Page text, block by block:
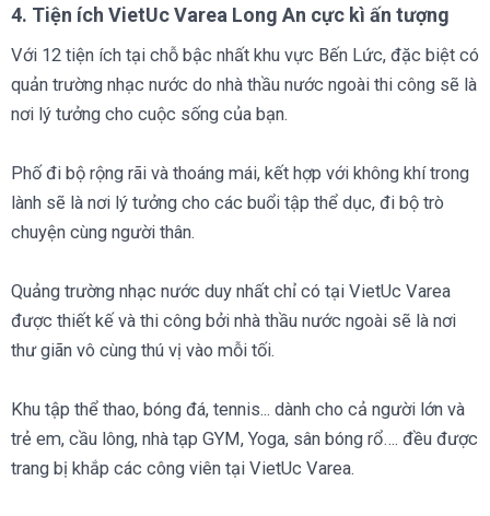
4. Tiện ích VietUc Varea Long An cực kì ấn tượng
Với 12 tiện ích tại chỗ bậc nhất khu vực Bến Lức, đặc biệt có
quản trường nhạc nước do nhà thầu nước ngoài thi công sẽ là
nơi lý tưởng cho cuộc sống của bạn.
Phố đi bộ rộng rãi và thoáng mái, kết hợp với không khí trong
lành sẽ là nơi lý tưởng cho các buổi tập thể dục, đi bộ trò
chuyện cùng người thân.
Quảng trường nhạc nước duy nhất chỉ có tại VietUc Varea
được thiết kế và thi công bởi nhà thầu nước ngoài sẽ là nơi
thư giãn vô cùng thú vị vào mỗi tối.
Khu tập thể thao, bóng đá, tennis... dành cho cả người lớn và
trẻ em, cầu lông, nhà tạp GYM, Yoga, sân bóng rổ…. đều được
trang bị khắp các công viên tại VietUc Varea.